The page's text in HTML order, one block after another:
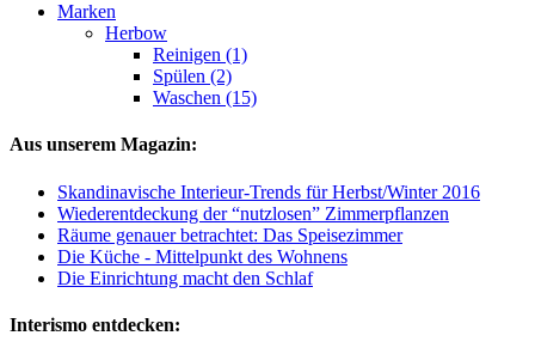
Marken
Herbow
Reinigen (1)
Spülen (2)
Waschen (15)
Aus unserem Magazin:
Skandinavische Interieur-Trends für Herbst/Winter 2016
Wiederentdeckung der “nutzlosen” Zimmerpflanzen
Räume genauer betrachtet: Das Speisezimmer
Die Küche - Mittelpunkt des Wohnens
Die Einrichtung macht den Schlaf
Interismo entdecken: